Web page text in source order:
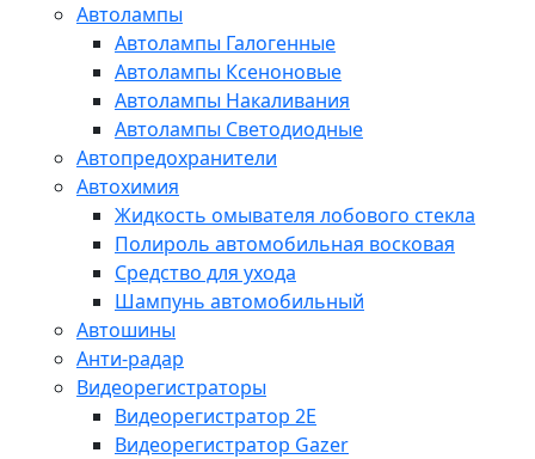
Автолампы
Автолампы Галогенные
Автолампы Ксеноновые
Автолампы Накаливания
Автолампы Светодиодные
Автопредохранители
Автохимия
Жидкость омывателя лобового стекла
Полироль автомобильная восковая
Средство для ухода
Шампунь автомобильный
Автошины
Анти-радар
Видеорегистраторы
Видеорегистратор 2E
Видеорегистратор Gazer